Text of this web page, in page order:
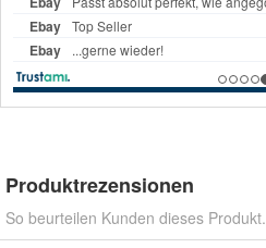
Produktrezensionen
So beurteilen Kunden dieses Produkt.